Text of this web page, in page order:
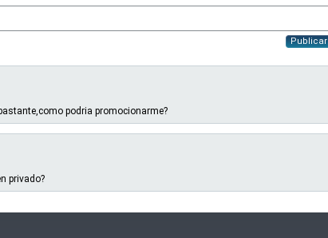
Publicar
podria promocionarme?
privado?